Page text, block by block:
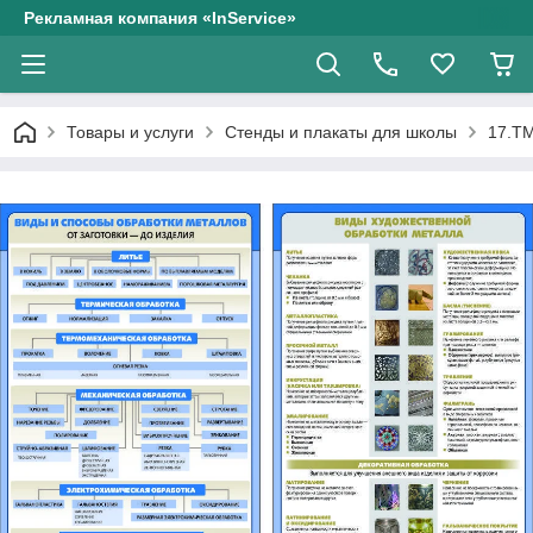
Рекламная компания «InService»
Товары и услуги Стенды и плакаты для школы